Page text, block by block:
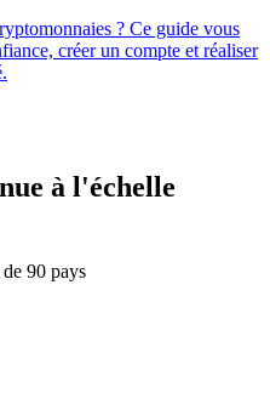
? Ce guide vous
créer un compte et réaliser
à l'échelle
90 pays